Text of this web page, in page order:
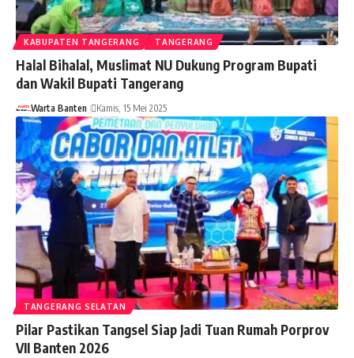
KABUPATEN TANGERANG TANGERANG
Halal Bihalal, Muslimat NU Dukung Program Bupati
dan Wakil Bupati Tangerang
Warta Banten Kamis, 15 Mei 2025
TANGERANG SELATAN
Pilar Pastikan Tangsel Siap Jadi Tuan Rumah Porprov
VII Banten 2026